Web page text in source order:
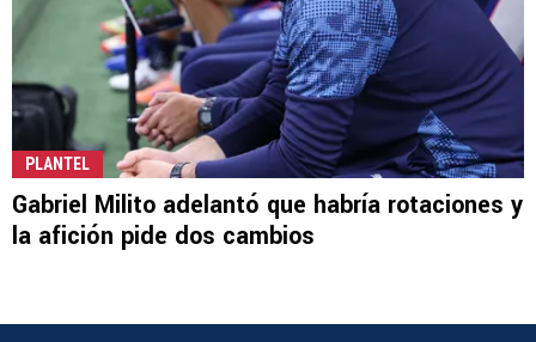
PLANTEL
Gabriel Milito adelantó que habría rotaciones y
la afición pide dos cambios